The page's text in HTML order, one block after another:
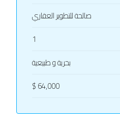
صالحة للتطوير العقاري
1
بحرية و طبيعية
64,000 $